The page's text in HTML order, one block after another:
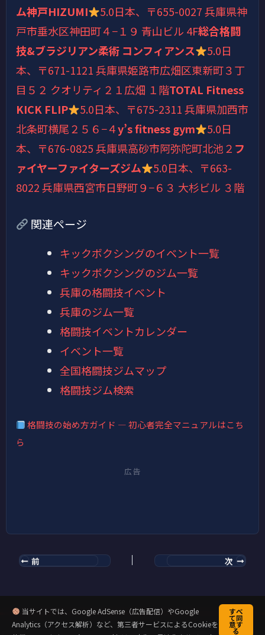
ム神戸HIZUMI
5.0日本、〒655-0027 兵庫県神
戸市垂水区神田町４−１９ 青山ビル 4F総合格闘
技&ブラジリアン柔術 コンフィアンス
5.0日
本、〒671-1121 兵庫県姫路市広畑区東新町３丁
目５２ クオリティ２１広畑 １階TOTAL Fitness
KICK FLIP
5.0日本、〒675-2311 兵庫県加西市
北条町横尾２５６−４y’s fitness gym 5.0日
本、〒676-0825 兵庫県高砂市阿弥陀町北池２ フ
ァイヤーファイターズジム
5.0日本、〒663-
8022 兵庫県西宮市日野町９−６３ 大杉ビル ３階
関連ページ
キックボクシングのイベント一覧
キックボクシングのジム一覧
兵庫の格闘技イベント
兵庫のジム一覧
格闘技イベントカレンダー
イベント一覧
全国格闘技ジムマップ
格闘技ジム検索
格闘技の始め方ガイド — 初心者完全マニュアルはこち
ら
広告
前 次
当サイトでは、Google AdSense（広告配信）やGoogle
Analytics（アクセス解析）など、第三者サービスによるCookieを
すべ
て同
意す
る